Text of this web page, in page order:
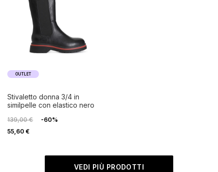
OUTLET
stivaletto donna 3/4 in
similpelle con elastico nero
139,00 €
-60%
55,60 €
VEDI PIÙ PRODOTTI